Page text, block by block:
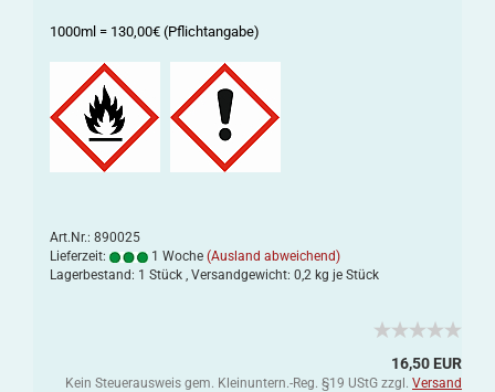
1000ml = 130,00€ (Pflichtangabe)
Art.Nr.: 890025
Lieferzeit:
1 Woche (Ausland abweichend)
Lagerbestand: 1 Stück , Versandgewicht: 0,2 kg je Stück
16,50 EUR
Kein Steuerausweis gem. Kleinuntern.-Reg. §19 UStG zzgl. Versand